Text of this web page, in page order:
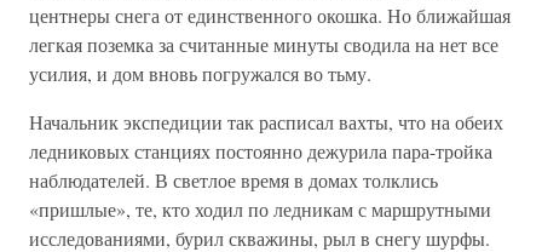
центнеры снега от единственного окошка. Но ближайшая
легкая поземка за считанные минуты сводила на нет все
усилия, и дом вновь погружался во тьму.
Начальник экспедиции так расписал вахты, что на обеих
ледниковых станциях постоянно дежурила пара-тройка
наблюдателей. В светлое время в домах толклись
«пришлые», те, кто ходил по ледникам с маршрутными
исследованиями, бурил скважины, рыл в снегу шурфы.